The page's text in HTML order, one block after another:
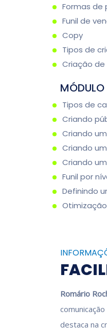
Formas
Funil de
Copy
Tipos de
Criação
Tipos de
Criando
Criando
Criando
Criando
Funil por
Definindo
Romário
destaca na